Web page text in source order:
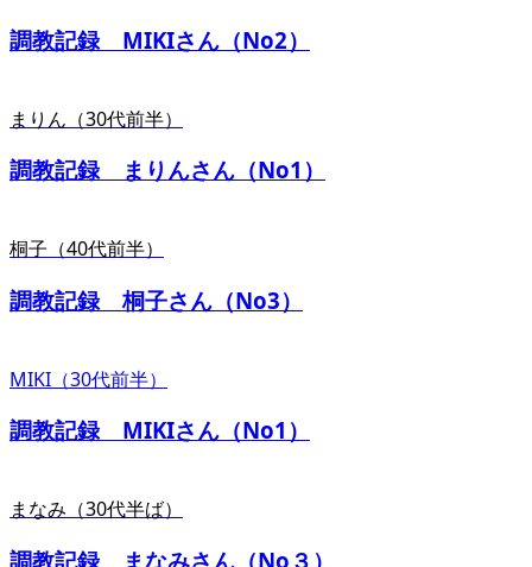
調教記録 MIKIさん（No2）
まりん（30代前半）
調教記録 まりんさん（No1）
桐子（40代前半）
調教記録 桐子さん（No3）
MIKI（30代前半）
調教記録 MIKIさん（No1）
まなみ（30代半ば）
調教記録 まなみさん（No３）